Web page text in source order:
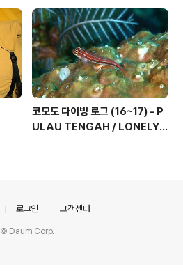
코모도 다이빙 로그 (16~17) - P
ULAU TENGAH / LONELY
로그인 고객센터
© Daum Corp.